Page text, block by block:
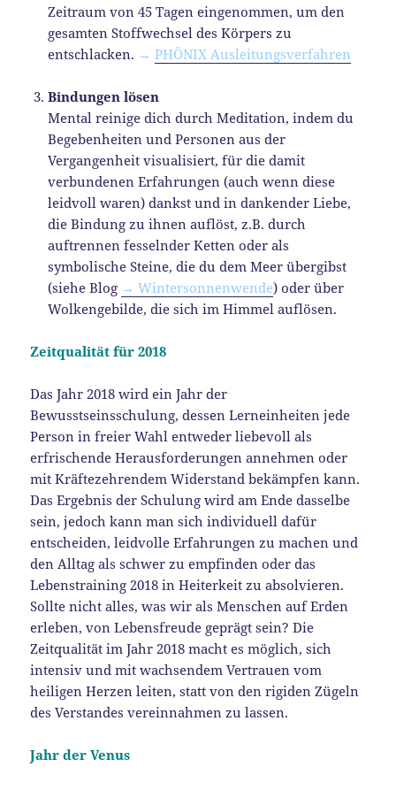
Zeitraum von 45 Tagen eingenommen, um den
gesamten Stoffwechsel des Körpers zu
entschlacken. → PHÖNIX Ausleitungsverfahren
Bindungen lösen
Mental reinige dich durch Meditation, indem du
Begebenheiten und Personen aus der
Vergangenheit visualisiert, für die damit
verbundenen Erfahrungen (auch wenn diese
leidvoll waren) dankst und in dankender Liebe,
die Bindung zu ihnen auflöst, z.B. durch
auftrennen fesselnder Ketten oder als
symbolische Steine, die du dem Meer übergibst
(siehe Blog → Wintersonnenwende) oder über
Wolkengebilde, die sich im Himmel auflösen.
Zeitqualität für 2018
Das Jahr 2018 wird ein Jahr der
Bewusstseinsschulung, dessen Lerneinheiten jede
Person in freier Wahl entweder liebevoll als
erfrischende Herausforderungen annehmen oder
mit Kräftezehrendem Widerstand bekämpfen kann.
Das Ergebnis der Schulung wird am Ende dasselbe
sein, jedoch kann man sich individuell dafür
entscheiden, leidvolle Erfahrungen zu machen und
den Alltag als schwer zu empfinden oder das
Lebenstraining 2018 in Heiterkeit zu absolvieren.
Sollte nicht alles, was wir als Menschen auf Erden
erleben, von Lebensfreude geprägt sein? Die
Zeitqualität im Jahr 2018 macht es möglich, sich
intensiv und mit wachsendem Vertrauen vom
heiligen Herzen leiten, statt von den rigiden Zügeln
des Verstandes vereinnahmen zu lassen.
Jahr der Venus